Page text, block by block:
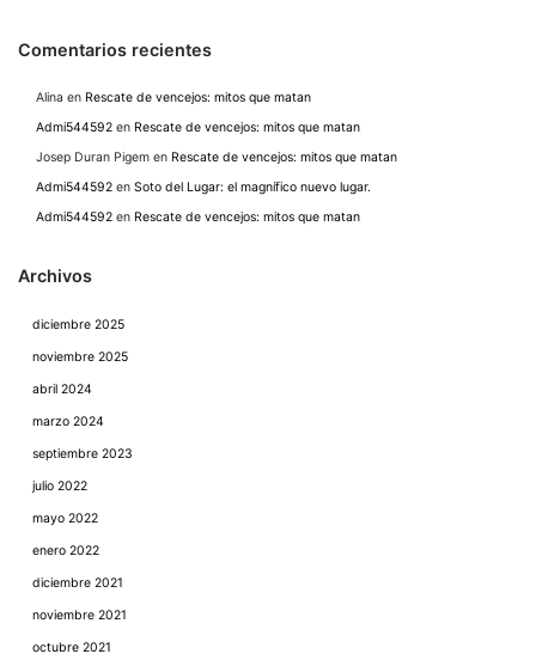
Comentarios recientes
Alina en Rescate de vencejos: mitos que matan
Admi544592 en Rescate de vencejos: mitos que matan
Josep Duran Pigem en Rescate de vencejos: mitos que matan
Admi544592 en Soto del Lugar: el magnífico nuevo lugar.
Admi544592 en Rescate de vencejos: mitos que matan
Archivos
diciembre 2025
noviembre 2025
abril 2024
marzo 2024
septiembre 2023
julio 2022
mayo 2022
enero 2022
diciembre 2021
noviembre 2021
octubre 2021